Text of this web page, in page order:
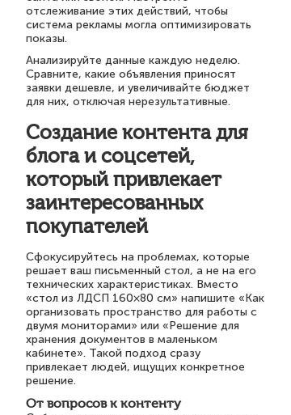
отслеживание этих действий, чтобы
система рекламы могла оптимизировать
показы.
Анализируйте данные каждую неделю.
Сравните, какие объявления приносят
заявки дешевле, и увеличивайте бюджет
для них, отключая нерезультативные.
Создание контента для
блога и соцсетей,
который привлекает
заинтересованных
покупателей
Сфокусируйтесь на проблемах, которые
решает ваш письменный стол, а не на его
технических характеристиках. Вместо
«стол из ЛДСП 160×80 см» напишите «Как
организовать пространство для работы с
двумя мониторами» или «Решение для
хранения документов в маленьком
кабинете». Такой подход сразу
привлекает людей, ищущих конкретное
решение.
От вопросов к контенту